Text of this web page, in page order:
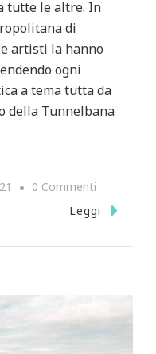
tutte le altre. In
di
artisti la hanno
ogni
a tema tutta da
della Tunnelbana
0 Commenti
Leggi